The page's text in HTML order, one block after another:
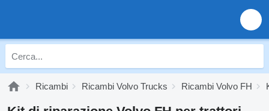
Ricambi Ricambi Volvo Trucks Ricambi Volvo FH